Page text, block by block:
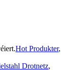
Hot Produkter,
Drotnetz,